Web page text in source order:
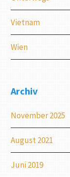
Vietnam
Wien
Archiv
November 2025
August 2021
Juni 2019